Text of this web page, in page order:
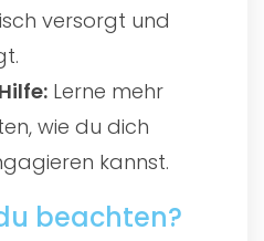
versorgt und
Lerne mehr
wie du dich
kannst.
beachten?